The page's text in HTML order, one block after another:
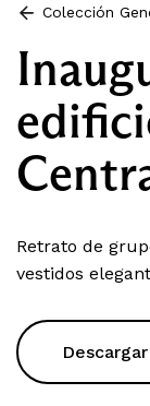
Colección
Retrato de
vestidos
Descargar